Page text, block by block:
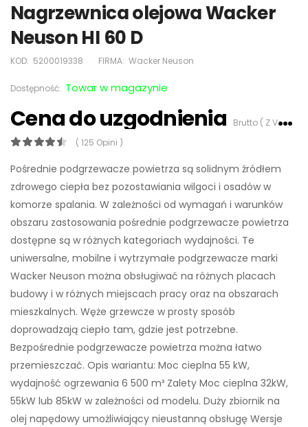
Nagrzewnica olejowa Wacker
Neuson HI 60 D
KOD: 5200019338 FIRMA: Wacker Neuson
Dostępność: Towar w magazynie
Cena do uzgodnienia Brutto ( Z VAT 23%)
( 125 Opini )
Pośrednie podgrzewacze powietrza są solidnym źródłem
zdrowego ciepła bez pozostawiania wilgoci i osadów w
komorze spalania. W zależności od wymagań i warunków
obszaru zastosowania pośrednie podgrzewacze powietrza
dostępne są w różnych kategoriach wydajności. Te
uniwersalne, mobilne i wytrzymałe podgrzewacze marki
Wacker Neuson można obsługiwać na różnych placach
budowy i w różnych miejscach pracy oraz na obszarach
mieszkalnych. Węże grzewcze w prosty sposób
doprowadzają ciepło tam, gdzie jest potrzebne.
Bezpośrednie podgrzewacze powietrza można łatwo
przemieszczać. Opis wariantu: Moc cieplna 55 kW,
wydajność ogrzewania 6 500 m³ Zalety Moc cieplna 32kW,
55kW lub 85kW w zależności od modelu. Duży zbiornik na
olej napędowy umożliwiający nieustanną obsługę Wersje